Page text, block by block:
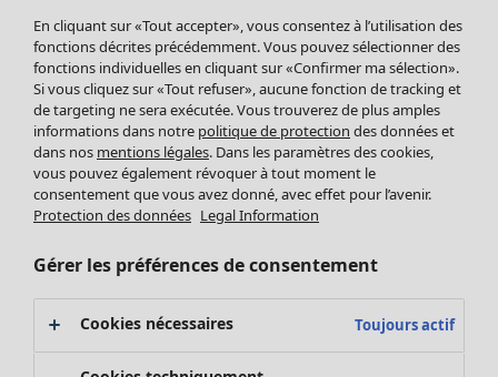
Leggings et collants
Accessoires
Chaussures
Vêtements de bain
Basics
Soldes Mobilier
Bonnes affaires déco
Décoration
Textiles
Tapis
Éponge
En cliquant sur «Tout accepter», vous consentez à l’utilisation des
fonctions décrites précédemment. Vous pouvez sélectionner des
fonctions individuelles en cliquant sur «Confirmer ma sélection».
Si vous cliquez sur «Tout refuser», aucune fonction de tracking et
de targeting ne sera exécutée. Vous trouverez de plus amples
informations dans notre politique de protection des données et
dans nos mentions légales. Dans les paramètres des cookies,
vous pouvez également révoquer à tout moment le
consentement que vous avez donné, avec effet pour l’avenir.
Protection des données Legal Information
Gérer les préférences de consentement
Cookies nécessaires Toujours actif